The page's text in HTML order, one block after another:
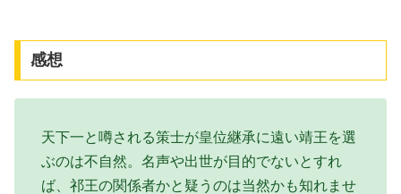
感想
天下一と噂される策士が皇位継承に遠い靖王を選
ぶのは不自然。名声や出世が目的でないとすれ
ば、祁王の関係者かと疑うのは当然かも知れませ